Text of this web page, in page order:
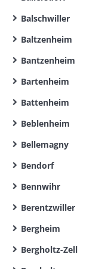
Balschwiller
Baltzenheim
Bantzenheim
Bartenheim
Battenheim
Beblenheim
Bellemagny
Bendorf
Bennwihr
Berentzwiller
Bergheim
Bergholtz-Zell